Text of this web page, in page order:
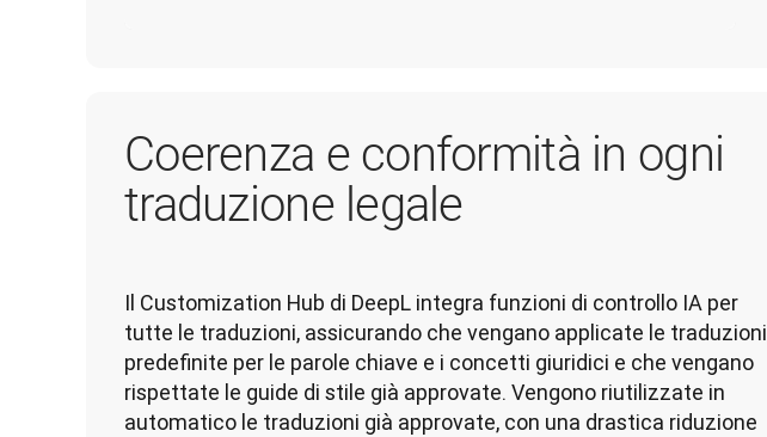
Coerenza e conformità in ogni
traduzione legale
Il Customization Hub di DeepL integra funzioni di controllo IA per
tutte le traduzioni, assicurando che vengano applicate le traduzioni
predefinite per le parole chiave e i concetti giuridici e che vengano
rispettate le guide di stile già approvate. Vengono riutilizzate in
automatico le traduzioni già approvate, con una drastica riduzione